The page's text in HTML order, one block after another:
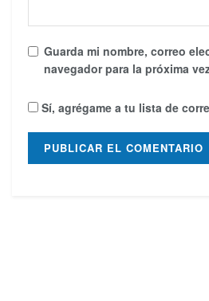
Guarda mi nombre, correo
navegador para la próxima
Sí, agrégame a tu lista de